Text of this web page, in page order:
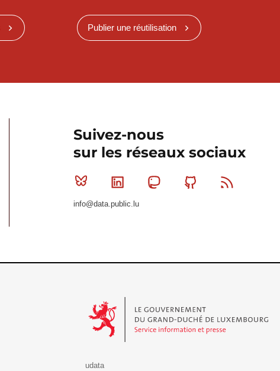
Publier une réutilisation
Suivez-nous
sur les réseaux sociaux
Bluesky Linkedin MastodonGithub
info@data.public.lu
udata